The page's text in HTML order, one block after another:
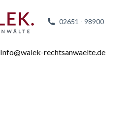
02651 - 98900
Info@walek-rechtsanwaelte.de